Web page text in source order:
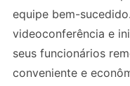
equipe bem-
videoconferência e
seus funcionários
conveniente e